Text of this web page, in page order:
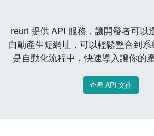
reurl 提供 API 服務，讓開發者可以
自動產生短網址，可以輕鬆整合到
是自動化流程中，快速導入讓你的
查看 API 文件